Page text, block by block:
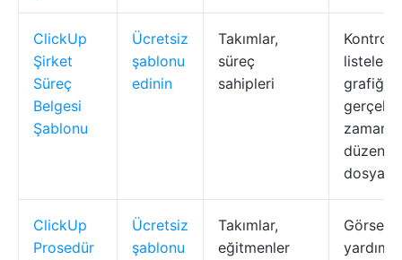
ClickUp
Şirket
Süreç
Belgesi
Şablonu
Ücretsiz
şablonu
edinin
Takımlar,
süreç
sahipleri
Kontrol
listeleri,
grafiği,
gerçek
zamanlı
dosya
ClickUp
Prosedür
Ücretsiz
şablonu
Takımlar,
eğitmenler
Görsel